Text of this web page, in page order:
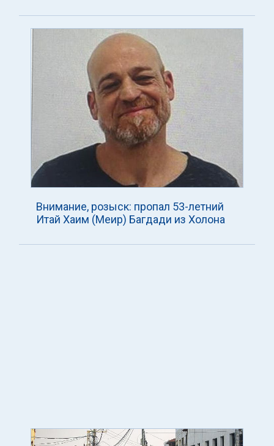
Внимание, розыск: пропал 53-летний
Итай Хаим (Меир) Багдади из Холона